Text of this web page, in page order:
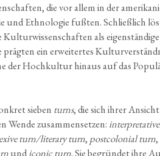
die vor allem in der
Eth­no­lo­gie fuß­ten. Schließ­lich
Kul­tur­wis­sen­schaf­ten als
präg­ten ein erwei­ter­tes
der Hoch­kul­tur hin­aus auf das
sie­ben turns, die sich ihrer Ansicht
zusam­men­set­zen:inter­pre­ta­ti­ve
turn/literary turn, post­co­lo­ni­al turn,
undico­nic turn. Sie begrün­det ihre